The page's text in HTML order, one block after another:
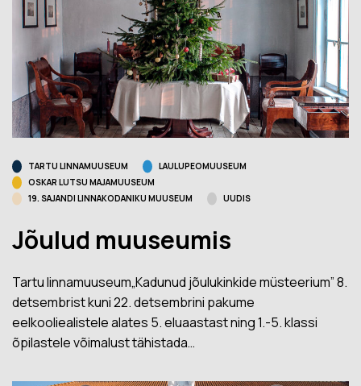
TARTU LINNAMUUSEUM
LAULUPEOMUUSEUM
OSKAR LUTSU MAJAMUUSEUM
19. SAJANDI LINNAKODANIKU MUUSEUM
UUDIS
Jõulud muuseumis
Tartu linnamuuseum„Kadunud jõulukinkide müsteerium” 8.
detsembrist kuni 22. detsembrini pakume
eelkooliealistele alates 5. eluaastast ning 1.-5. klassi
õpilastele võimalust tähistada…